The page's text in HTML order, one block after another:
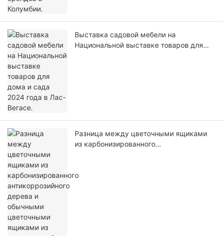
Выставка садовой мебели на
Национальной выставке товаров для
Разница между цветочными ящиками
из карбонизированного
антикоррозийного дерева